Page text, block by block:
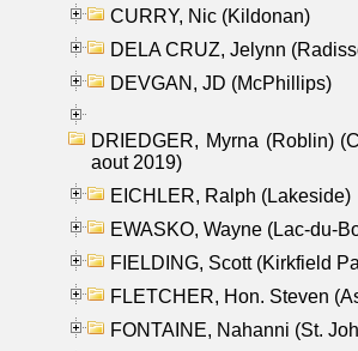
CURRY, Nic (Kildonan)
DELA CRUZ, Jelynn
DEVGAN, JD (McPhillips)
DRIEDGER, Myrna (Roblin)
aout 2019)
EICHLER, Ralph (Lakeside)
EWASKO, Wayne (Lac-du-
FIELDING, Scott (Kirkfield
FLETCHER, Hon. Steven
FONTAINE, Nahanni (St.